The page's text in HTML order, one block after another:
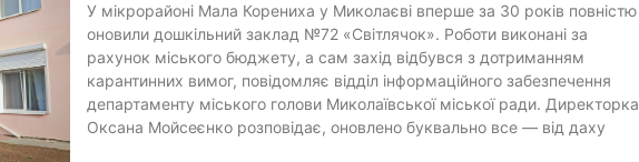
У мікрорайоні Мала Корениха у Миколаєві вперше за 30 років повністю
оновили дошкільний заклад №72 «Світлячок». Роботи виконані за
рахунок міського бюджету, а сам захід відбувся з дотриманням
карантинних вимог, повідомляє відділ інформаційного забезпечення
департаменту міського голови Миколаївської міської ради. Директорка
Оксана Мойсеєнко розповідає, оновлено буквально все — від даху